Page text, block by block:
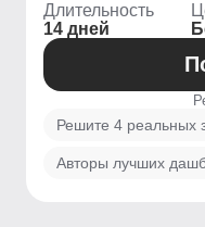
Длительность
14 дней
Решите 4 реальных
Авторы лучших